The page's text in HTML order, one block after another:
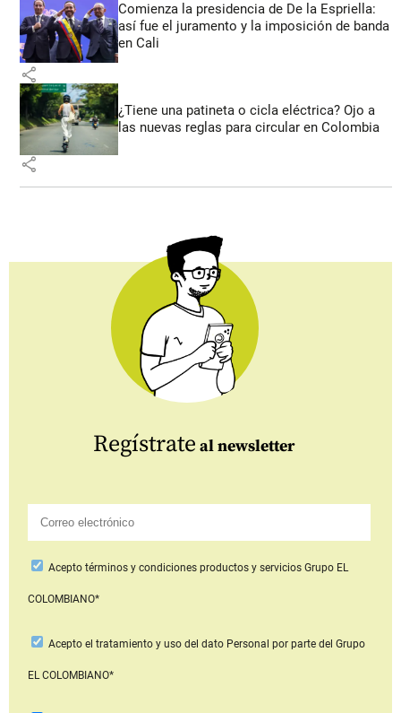
Comienza la presidencia de De la Espriella:
así fue el juramento y la imposición de banda
en Cali
share
¿Tiene una patineta o cicla eléctrica? Ojo a
las nuevas reglas para circular en Colombia
share
Regístrate al newsletter
Aceptotérminos y condiciones productos y serviciosGrupo EL
COLOMBIANO*
Acepto el tratamiento y uso del dato Personal por parte del Grupo
EL COLOMBIANO*